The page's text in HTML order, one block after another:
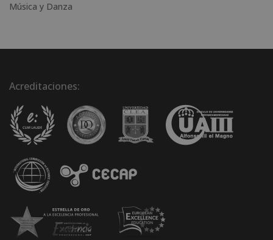
Música y Danza
Acreditaciones: